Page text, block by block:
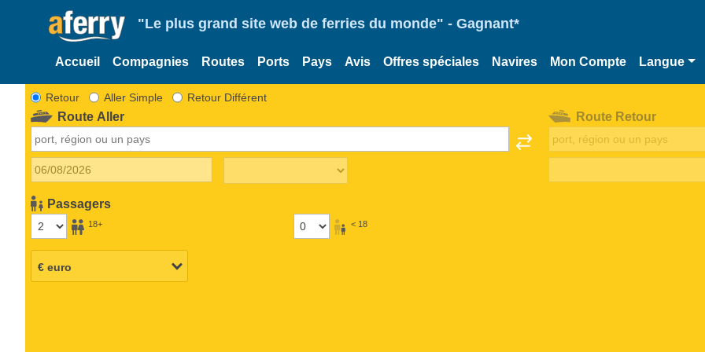
"Le plus grand site web de ferries du monde" - Gagnant*
Accueil Compagnies Routes Ports Pays Avis Offres spéciales Navires Mon Compte Langue
Retour Aller Simple Retour Différent
Route Aller
Passagers
18+ < 18
Route Retour